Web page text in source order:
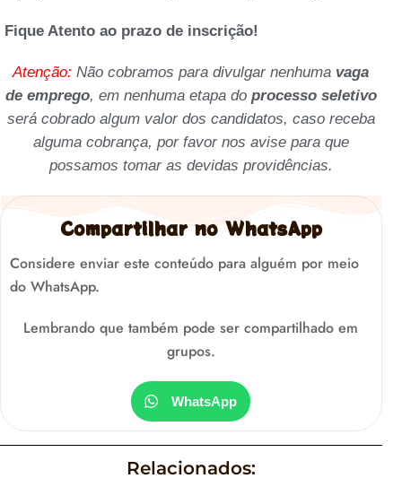
Fique Atento ao prazo de inscrição!
Atenção: Não cobramos para divulgar nenhuma vaga
de emprego, em nenhuma etapa do processo seletivo
será cobrado algum valor dos candidatos, caso receba
alguma cobrança, por favor nos avise para que
possamos tomar as devidas providências.
Compartilhar no WhatsApp
Considere enviar este conteúdo para alguém por meio
do WhatsApp.
Lembrando que também pode ser compartilhado em
grupos.
WhatsApp
Relacionados: